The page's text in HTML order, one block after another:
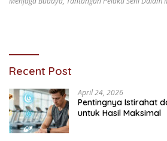
Recent Post
April 24, 2026
Pentingnya Istirahat
untuk Hasil Maksimal